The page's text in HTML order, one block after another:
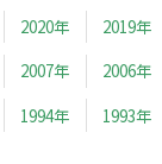
2020年 2019年
2007年 2006年
1994年 1993年